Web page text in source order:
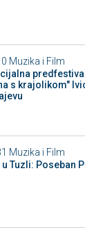
Muzika i Film
s krajolikom"
Muzika i Film
u Tuzli: Poseban